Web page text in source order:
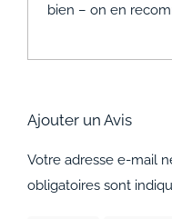
bien – on en
Ajouter un Avis
Votre adresse e-mail
obligatoires sont